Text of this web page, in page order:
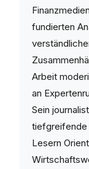
fundierten
Arbeit
an
Sein
tiefgreifende
Lesern